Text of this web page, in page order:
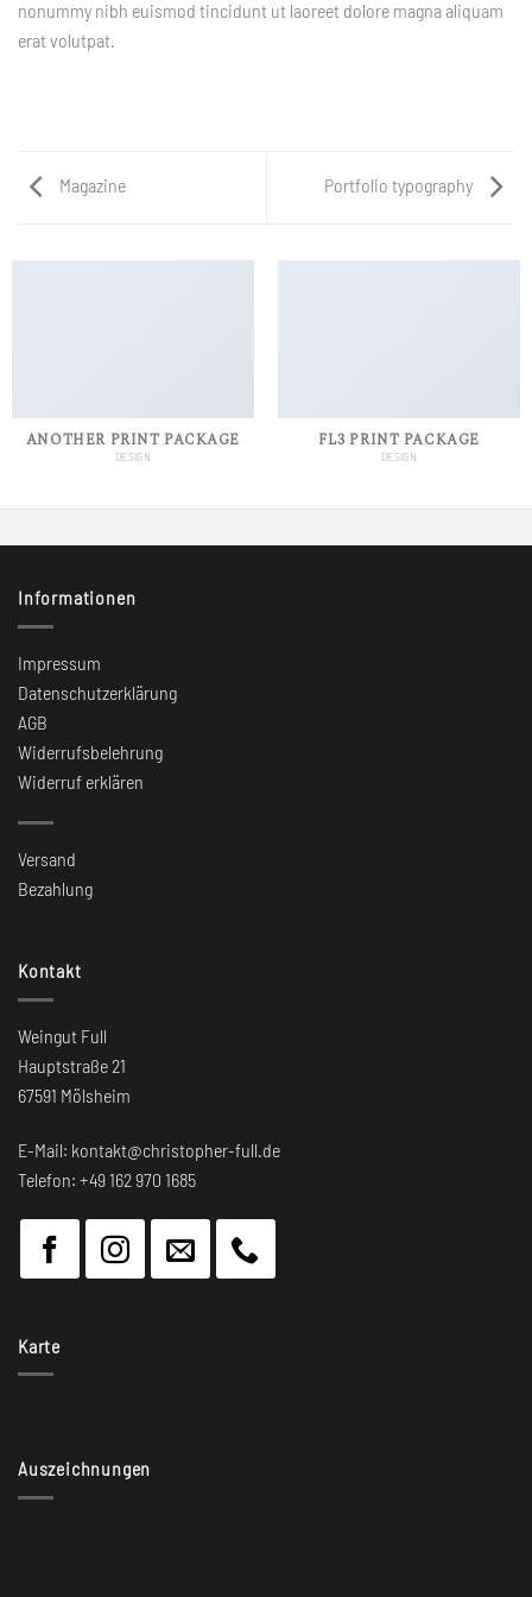
nonummy nibh euismod tincidunt ut laoreet dolore magna aliquam
erat volutpat.
Magazine Portfolio typography
ANOTHER PRINT PACKAGE
DESIGN
FL3 PRINT PACKAGE
DESIGN
Informationen
Impressum
Datenschutzerklärung
AGB
Widerrufsbelehrung
Widerruf erklären
Versand
Bezahlung
Kontakt
Weingut Full
Hauptstraße 21
67591 Mölsheim
E-Mail: kontakt@christopher-full.de
Telefon: +49 162 970 1685
Karte
Auszeichnungen